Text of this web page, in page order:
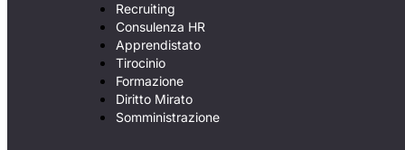
Recruiting
Consulenza HR
Apprendistato
Tirocinio
Formazione
Diritto Mirato
Somministrazione